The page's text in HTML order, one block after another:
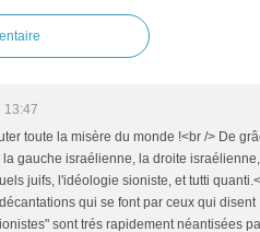
13:47
toute la misère du monde !<br /> De
la gauche israélienne, la droite
juifs, l'idéologie sioniste, et tutti
qui se font par ceux qui disent
sont trés rapidement néantisées